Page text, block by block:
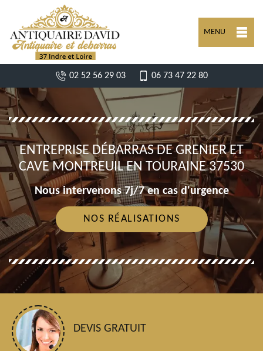
MENU
02 52 56 29 03 06 73 47 22 80
ENTREPRISE DÉBARRAS DE GRENIER ET
CAVE MONTREUIL EN TOURAINE 37530
Nous intervenons 7j/7 en cas d'urgence
NOS RÉALISATIONS
DEVIS GRATUIT